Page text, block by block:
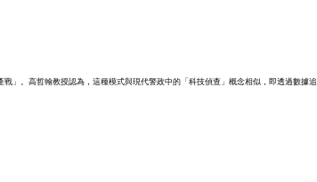
」。高哲翰教授認為，這種模式與現代警政中的「科技偵查」概念相似，即透過數據追